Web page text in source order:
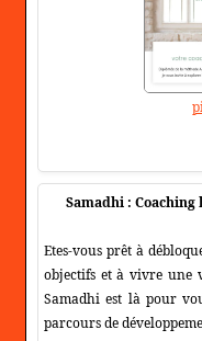
Samadhi :
Etes-vous prêt à
objectifs et à vivre une
Samadhi est là pour
parcours de